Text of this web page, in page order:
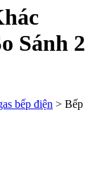
Sánh 2
bếp điện > Bếp